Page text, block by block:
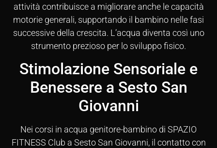
attività contribuisce a migliorare anche le capacità
motorie generali, supportando il bambino nelle fasi
successive della crescita. L’acqua diventa così uno
strumento prezioso per lo sviluppo fisico.
Stimolazione Sensoriale e
Benessere a Sesto San
Giovanni
Nei corsi in acqua genitore-bambino di SPAZIO
FITNESS Club a Sesto San Giovanni, il contatto con